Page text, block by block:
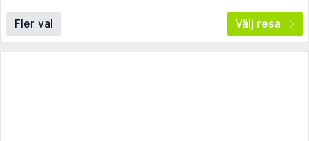
Fler val Välj resa